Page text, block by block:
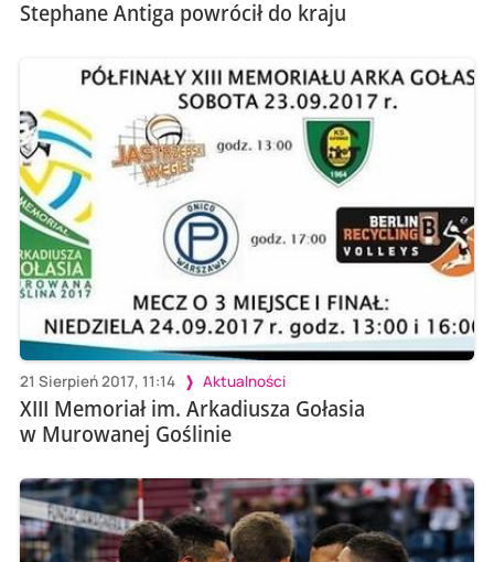
Stephane Antiga powrócił do kraju
21 Sierpień 2017, 11:14 Aktualności
XIII Memoriał im. Arkadiusza Gołasia
w Murowanej Goślinie